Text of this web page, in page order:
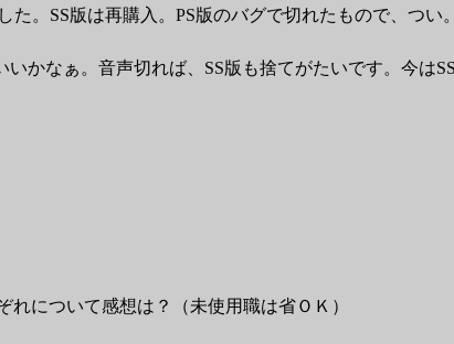
。SS版は再購入。PS版のバグで切れたもので、つい。
かなぁ。音声切れば、SS版も捨てがたいです。今は
について感想は？（未使用職は省ＯＫ）